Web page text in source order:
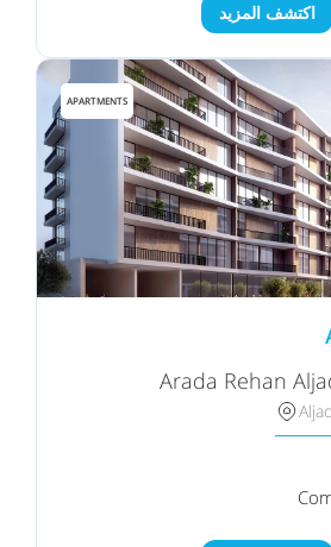
اكتشف المزيد
APARTMENTS
Arada Rehan